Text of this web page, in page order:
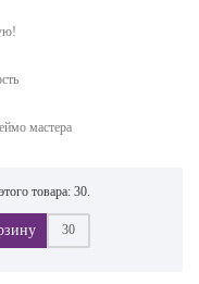
мастера
товара: 30.